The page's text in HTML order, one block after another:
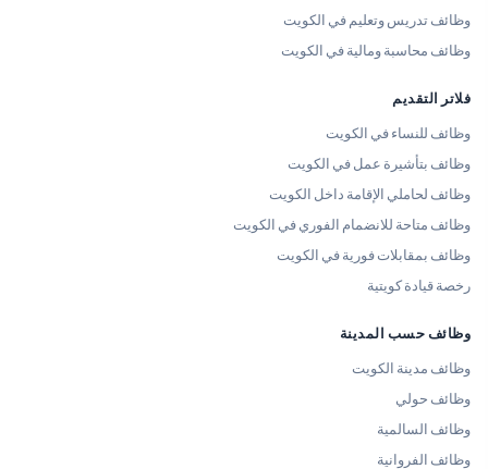
وظائف تدريس وتعليم في الكويت
وظائف محاسبة ومالية في الكويت
فلاتر التقديم
وظائف للنساء في الكويت
وظائف بتأشيرة عمل في الكويت
وظائف لحاملي الإقامة داخل الكويت
وظائف متاحة للانضمام الفوري في الكويت
وظائف بمقابلات فورية في الكويت
رخصة قيادة كويتية
وظائف حسب المدينة
وظائف مدينة الكويت
وظائف حولي
وظائف السالمية
وظائف الفروانية